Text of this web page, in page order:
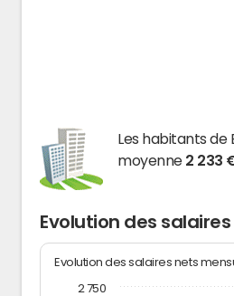
Les habitants
moyenne 2 233
Evolution des
Evolution des salaires nets
2 750